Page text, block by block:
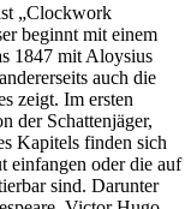
„Clockwork
beginnt mit einem
1847 mit Aloysius
auch die
zeigt. Im ersten
der Schattenjäger,
Kapitels finden sich
einfangen oder die auf
sind. Darunter